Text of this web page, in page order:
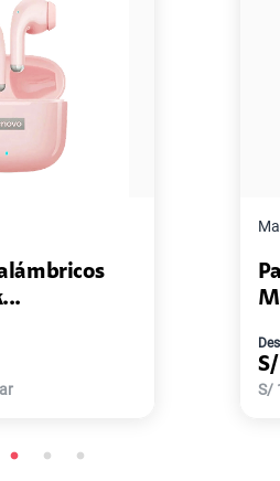
Power Bank Mini
...
Regular